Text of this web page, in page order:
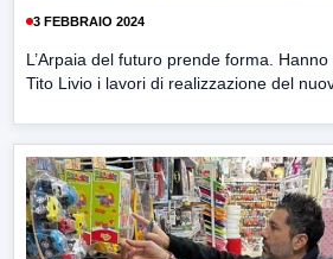
3 FEBBRAIO 2024
L’Arpaia del futuro prende forma.
Tito Livio i lavori di realizzazione del